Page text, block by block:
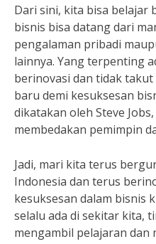
Dari sini, kita bisa belajar
bisnis bisa datang dari
pengalaman pribadi
lainnya. Yang terpenting
berinovasi dan tidak
baru demi kesuksesan
dikatakan oleh Steve
membedakan pemimpin
Jadi, mari kita terus
Indonesia dan terus
kesuksesan dalam bisnis
selalu ada di sekitar kita,
mengambil pelajaran dan